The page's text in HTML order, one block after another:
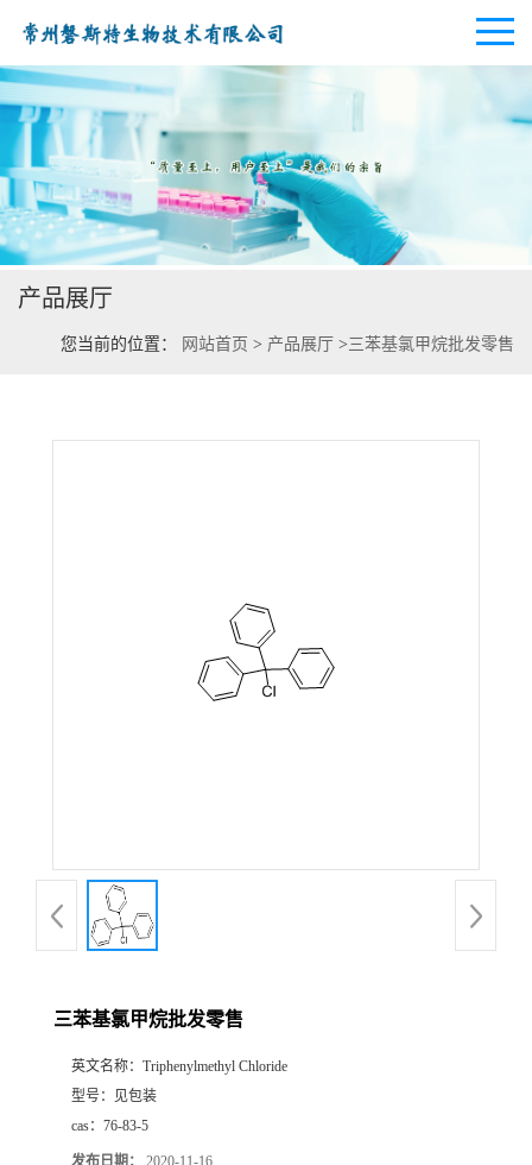
公司首页
公司介绍
公司动态
产品展厅
您当前的位置： 网站首页 > 产品展厅 >三苯基氯甲烷批发零售
三苯基氯甲烷批发零售
英文名称： Triphenylmethyl Chloride
型号：
见包装
cas： 76-83-5
发布日期： 2020-11-16